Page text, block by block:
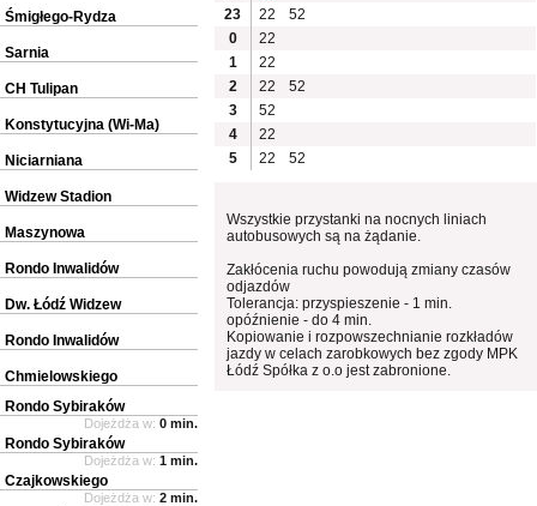
23
22
52
0
22
1
22
2
22
52
3
52
4
22
5
22 52
Wszystkie przystanki na nocnych liniach
autobusowych są na żądanie.
Zakłócenia ruchu powodują zmiany czasów
odjazdów
Tolerancja: przyspieszenie - 1 min.
opóźnienie - do 4 min.
Kopiowanie i rozpowszechnianie rozkładów
jazdy w celach zarobkowych bez zgody MPK
Łódź Spółka z o.o jest zabronione.
Śmigłego-Rydza
Sarnia
CH Tulipan
Konstytucyjna (Wi-Ma)
Niciarniana
Widzew Stadion
Maszynowa
Rondo Inwalidów
Dw. Łódź Widzew
Rondo Inwalidów
Chmielowskiego
Rondo Sybiraków
Dojeżdża w: 0 min.
Rondo Sybiraków
Dojeżdża w: 1 min.
Czajkowskiego
Dojeżdża w: 2 min.